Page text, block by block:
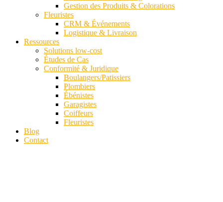
Gestion des Produits & Colorations
Fleuristes
CRM & Événements
Logistique & Livraison
Ressources
Solutions low-cost
Études de Cas
Conformité & Juridique
Boulangers/Patissiers
Plombiers
Ébénistes
Garagistes
Coiffeurs
Fleuristes
Blog
Contact